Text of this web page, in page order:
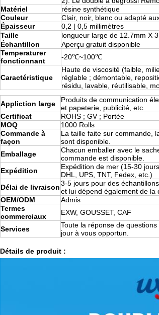
Matériel
résine synthétique
Couleur
Clair, noir, blanc ou adapté
Épaisseur
0,2 | 0,5 millimètres
Taille
longueur large de 12.7mm X
Échantillon
Aperçu gratuit disponible
Temperaturer
fonctionnant
-20℃~100℃
Caractéristique
Haute de viscosité (faible,
réglable ; démontable,
résidu, lavable, réutilisable,
Appliction large
Produits de communication
et papeterie, publicité, etc.
Certificat
ROHS ; GV ; Portée
MOQ
1000 Rolls
Commande à
façon
La taille faite sur commande,
sont disponible.
Emballage
Chacun emballer avec le
commande est disponible.
Expédition
Expédition de mer (15-30
DHL, UPS, TNT, Fedex, etc.)
Délai de livraison3-5 jours pour des
et lui dépend également de la
OEM/ODM
Admis
Termes
commerciaux
EXW, GOUSSET, CAF
Services
Toute la réponse de
jour à vous opportun.
Détails de produit :